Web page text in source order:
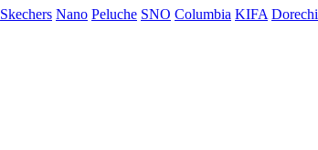
Skechers Nano Peluche SNO Columbia KIFA Dorechi